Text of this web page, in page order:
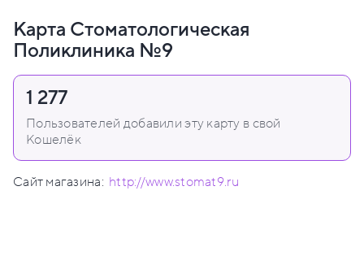
Карта Стоматологическая
Поликлиника №9
1 277
Пользователей добавили эту карту в свой
Кошелёк
Сайт магазина: http://www.stomat9.ru